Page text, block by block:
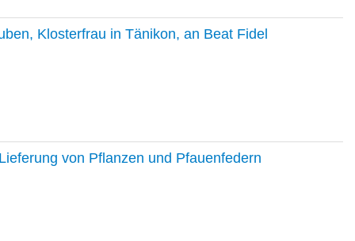
Klosterfrau in Tänikon, an Beat Fidel
von Pflanzen und Pfauenfedern